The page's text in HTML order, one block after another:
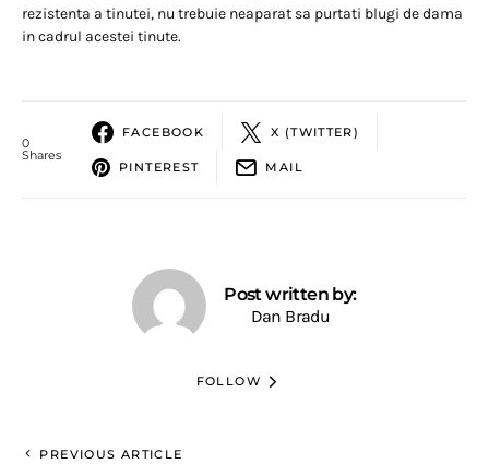
rezistenta a tinutei, nu trebuie neaparat sa purtati blugi de dama
in cadrul acestei tinute.
0
Shares
FACEBOOK X (TWITTER)
PINTEREST MAIL
Post written by:
Dan Bradu
FOLLOW
PREVIOUS ARTICLE